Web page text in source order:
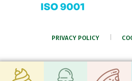
PRIVACY POLICY